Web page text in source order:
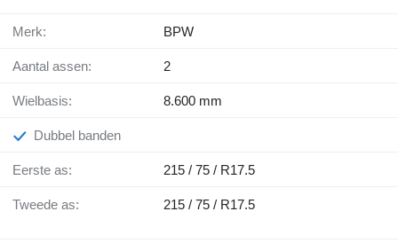
Merk: BPW
Aantal assen: 2
Wielbasis: 8.600 mm
Dubbel banden
Eerste as: 215 / 75 / R17.5
Tweede as: 215 / 75 / R17.5